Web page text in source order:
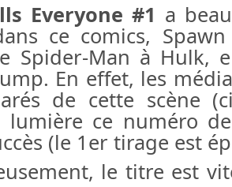
Everyone #1 a
ce comics,
Spider-Man à Hulk,
En effet, les
de cette scène
lumière ce numéro
(le 1er tirage est
le titre est